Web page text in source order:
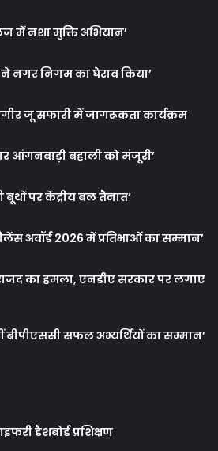
में नशा मुक्ति अभियान’
नगर निगम का घेराव किया’
जू सफारी में जागरूकता कार्यक्रम
आंगनबाड़ी बहाली को मंजूरी’
पर केंद्रीय बल तैनात’
अवॉर्ड 2026 में प्रतिभाओं का सम्मान’
का हमला, एनडीए सरकार पर लगाए
सफल अभ्यर्थियों का सम्मान’
डैशबोर्ड प्रशिक्षण